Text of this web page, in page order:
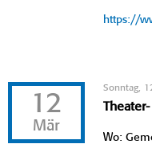
https://
12
Mär
Sonntag,
Wo: